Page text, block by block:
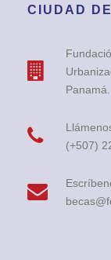
CIUDAD
Panamá.
(+507)